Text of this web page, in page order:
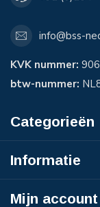
info@bss-
KVK nummer:
btw-nummer:
Categorieën
Informatie
Mijn account